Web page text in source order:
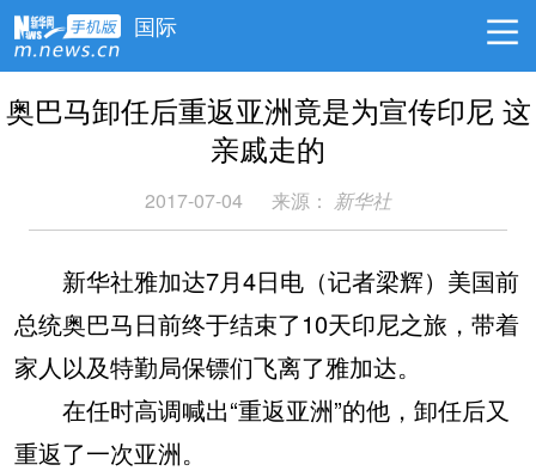
国际
奥巴马卸任后重返亚洲竟是为宣传印尼 这
亲戚走的
2017-07-04 来源： 新华社
新华社雅加达7月4日电（记者梁辉）美国前
总统奥巴马日前终于结束了10天印尼之旅，带着
家人以及特勤局保镖们飞离了雅加达。
在任时高调喊出“重返亚洲”的他，卸任后又
重返了一次亚洲。